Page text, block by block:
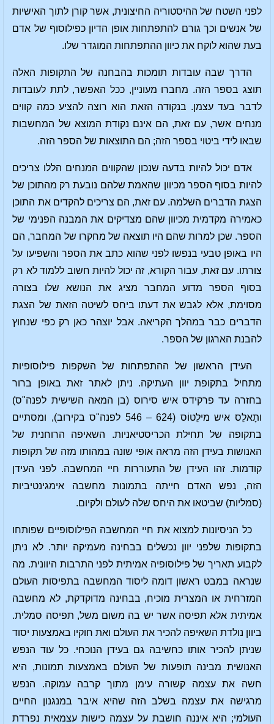
לפני השטח של ההיסטוריה החיצונית, אשר קורן לתוך האישיות
של אנשים וכך גורם להתפתחות אופן הדיון כפילוסוף של אדם
בעת שהוא לוקח את כיוון ההתפתחות המוגדר שלו.
הדרך שבה עובדות תומכות בהבחנה של התקופות האלה
תוצג בספר הזה. מחברו מעוניין, ככל האפשר, לתת לעובדות
לדבר בעד עצמן. בנקודה הזאת הוא רוצה להציע כמה קווים
מנחים אשר, עם זאת, הם אינם נקודת המוצא של המחשבות
שבאו לידי ביטוי בספר הזה; הם התוצאות של הספר הזה.
אדם יכול להיות בדעה שנכון שהקווים המנחים הללו צריכים
להיות בסוף הספר מכיוון שהאמת שלהם נובעת רק מהתוכן של
הצגת הדברים השלמה. עם זאת, הם צריכים להקדים את התוכן
כאמירה מקדמית מכיוון שהם מצדיקים את המבנה הפנימי של
הספר. שכן למרות שהם היו תוצאה של מחקרו של המחבר, הם
היו באופן טבעי בנפשו לפני שהוא כתב את הספר והשפיעו על
צורתו. עם זאת, עבור הקורא, זה יכול להיות חשוב ללמוד לא רק
בסוף הספר מדוע המחבר מציג את הנושא שלו בצורה
מסוימת, אלא לגבש את דעתו ביחס לשיטה הזאת של הצגת
הדברים כבר במהלך הקריאה. אבל יוצהר כאן רק כפי שנחוץ
להבנת הארגון של הספר.
העידן הראשון של ההתפתחות של השקפות פילוסופיות
מתחיל בתקופת יוון העתיקה. ניתן לאתר זאת באופן ברור
בחזרה עד פרקידס איש סירוס (בן המאה השישית לפנה"ס)
ותָאלֵס איש מילֵטוֹס (624 – 546 לפנה"ס בקירוב), ומסתיים
בתקופה של תחילת הכריסטיאניות. השאיפה הרוחנית של
האנושות בעידן הזה מראה אופי שונה במהותו מזה של תקופות
קודמות. זהו העידן של התעוררות חיי המחשבה. לפני העידן
הזה, נפש האדם חייתה בתמונות מחשבה אימגינטיביות
(סמליות) שביטאו את היחס שלה לעולם ולקיום.
כל הניסיונות למצוא את חיי המחשבה הפילוסופיים שפותחו
בתקופות שלפני יוון נכשלים בבחינה מעמיקה יותר. לא ניתן
לקבוע תאריך של פילוסופיה אמיתית לפני התרבות היוונית. מה
שנראה במבט ראשון דומה ליסוד המחשבה בתפיסות העולם
המזרחית או המצרית מוכיח, בבחינה מדוקדקת, לא מחשבה
אמיתית אלא תפיסה אשר יש בה משום משל, תפיסה סמלית.
ביוון נולדת השאיפה להכיר את העולם ואת חוקיו באמצעות יסוד
שניתן להכיר אותו כחשיבה גם בעידן הנוכחי. כל עוד הנפש
האנושית מבינה תופעות של העולם באמצעות תמונות, היא
חשה את עצמה קשורה עימן מתוך קרבה עמוקה. הנפש
מרגישה את עצמה בשלב הזה שהיא איבר במנגנון החיים
העולמי; היא איננה חושבת על עצמה כישות עצמאית נפרדת